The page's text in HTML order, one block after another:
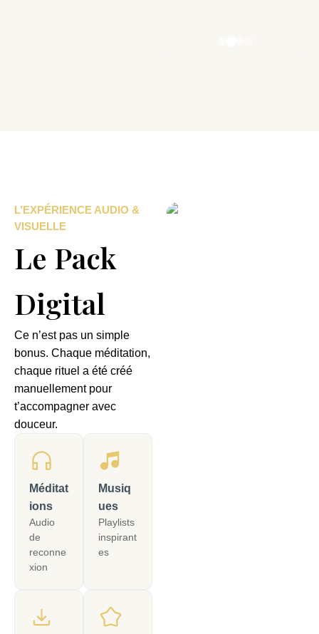
L’EXPÉRIENCE AUDIO &
VISUELLE
Le Pack
Digital
Ce n’est pas un simple
bonus. Chaque méditation,
chaque rituel a été créé
manuellement pour
t’accompagner avec
douceur.
Méditat
ions
Audio
de
reconne
xion
Musiq
ues
Playlists
inspirant
es